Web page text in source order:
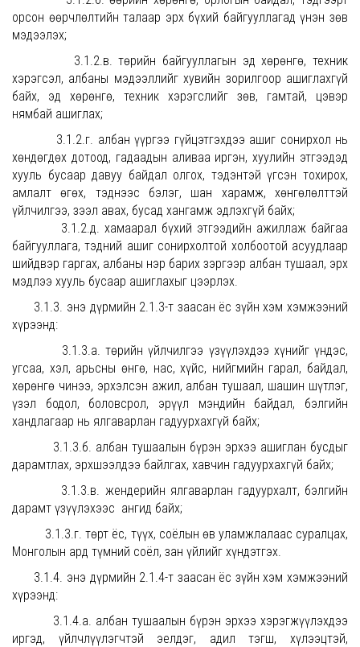
орсон өөрчлөлтийн талаар эрх бүхий байгууллагад үнэн зөв
мэдээлэх;
3.1.2.в. төрийн байгууллагын эд хөрөнгө, техник
хэрэгсэл, албаны мэдээллийг хувийн зорилгоор ашиглахгүй
байх, эд хөрөнгө, техник хэрэгслийг зөв, гамтай, цэвэр
нямбай ашиглах;
3.1.2.г. албан үүргээ гүйцэтгэхдээ ашиг сонирхол нь
хөндөгдөх дотоод, гадаадын аливаа иргэн, хуулийн этгээдэд
хууль бусаар давуу байдал олгох, тэдэнтэй үгсэн тохирох,
амлалт өгөх, тэднээс бэлэг, шан харамж, хөнгөлөлттэй
үйлчилгээ, зээл авах, бусад хангамж эдлэхгүй байх;
3.1.2.д. хамаарал бүхий этгээдийн ажиллаж байгаа
байгууллага, тэдний ашиг сонирхолтой холбоотой асуудлаар
шийдвэр гаргах, албаны нэр барих зэргээр албан тушаал, эрх
мэдлээ хууль бусаар ашиглахыг цээрлэх.
3.1.3. энэ дүрмийн 2.1.3-т заасан ёс зүйн хэм хэмжээний
хүрээнд:
3.1.3.а. төрийн үйлчилгээ үзүүлэхдээ хүнийг үндэс,
угсаа, хэл, арьсны өнгө, нас, хүйс, нийгмийн гарал, байдал,
хөрөнгө чинээ, эрхэлсэн ажил, албан тушаал, шашин шүтлэг,
үзэл бодол, боловсрол, эрүүл мэндийн байдал, бэлгийн
хандлагаар нь ялгаварлан гадуурхахгүй байх;
3.1.3.б. албан тушаалын бүрэн эрхээ ашиглан бусдыг
дарамтлах, эрхшээлдээ байлгах, хавчин гадуурхахгүй байх;
3.1.3.в. жендерийн ялгаварлан гадуурхалт, бэлгийн
дарамт үзүүлэхээс ангид байх;
3.1.3.г. төрт ёс, түүх, соёлын өв уламжлалаас суралцах,
Монголын ард түмний соёл, зан үйлийг хүндэтгэх.
3.1.4. энэ дүрмийн 2.1.4-т заасан ёс зүйн хэм хэмжээний
хүрээнд:
3.1.4.а. албан тушаалын бүрэн эрхээ хэрэгжүүлэхдээ
иргэд, үйлчлүүлэгчтэй эелдэг, адил тэгш, хүлээцтэй,